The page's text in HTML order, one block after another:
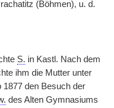
(Böhmen), u. d.
S. in Kastl. Nach dem
ihm die Mutter unter
1877 den Besuch der
des Alten Gymnasiums